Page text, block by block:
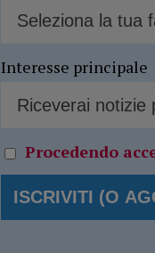
Interesse principale
Procedendo